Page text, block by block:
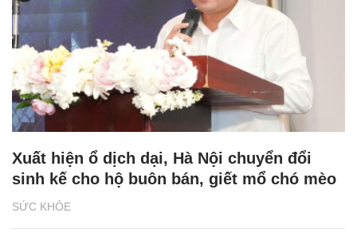
SỨC KHỎE
Xuất hiện ổ dịch dại, Hà Nội chuyển đổi
sinh kế cho hộ buôn bán, giết mổ chó mèo